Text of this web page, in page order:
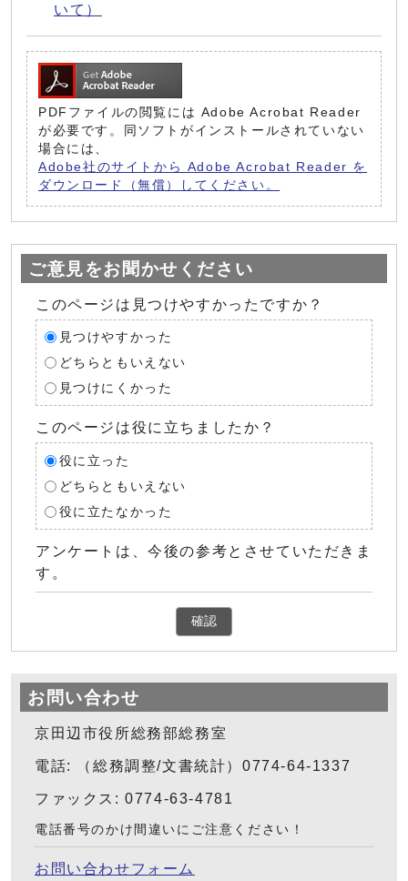
いて）
PDFファイルの閲覧には Adobe Acrobat Reader
が必要です。同ソフトがインストールされていない
場合には、
Adobe社のサイトから Adobe Acrobat Reader を
ダウンロード（無償）してください。
ご意見をお聞かせください
このページは見つけやすかったですか？
見つけやすかった
どちらともいえない
見つけにくかった
このページは役に立ちましたか？
役に立った
どちらともいえない
役に立たなかった
アンケートは、今後の参考とさせていただきま
す。
確認
お問い合わせ
京田辺市役所総務部総務室
電話: （総務調整/文書統計）0774-64-1337
ファックス: 0774-63-4781
電話番号のかけ間違いにご注意ください！
お問い合わせフォーム